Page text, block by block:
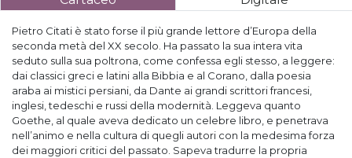
Pietro Citati è stato forse il più grande lettore d’Europa della
seconda metà del XX secolo. Ha passato la sua intera vita
seduto sulla sua poltrona, come confessa egli stesso, a leggere:
dai classici greci e latini alla Bibbia e al Corano, dalla poesia
araba ai mistici persiani, da Dante ai grandi scrittori francesi,
inglesi, tedeschi e russi della modernità. Leggeva quanto
Goethe, al quale aveva dedicato un celebre libro, e penetrava
nell’animo e nella cultura di quegli autori con la medesima forza
dei maggiori critici del passato. Sapeva tradurre la propria